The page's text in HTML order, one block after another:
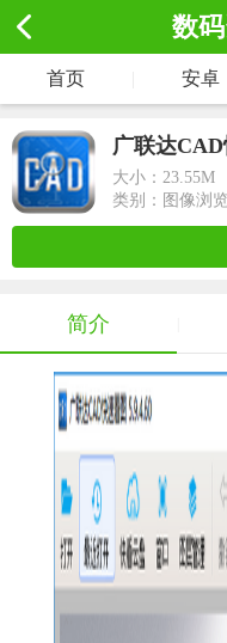
数
首页 安卓
广联达
大小： 23.55M
类别：图像浏
简介